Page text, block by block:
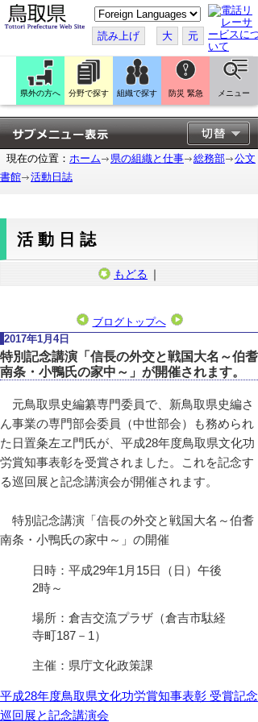
こ
の
ペ
ー
ジ
翻
訳
す
る
読み上げ 大 元
県外の方へ 分野で探す 組織で探す 防災 緊急 メニュー
現在の位置： ホーム 県の組織と仕事 総務部
公文
書館
活動日誌
活動日誌
もどる ｜
ブログトップへ
2017年1月4日
特別記念講演「信長の外交と戦国大名～伯耆
南条・小鴨氏の家中～」が開催されます。
元鳥取県史編纂専門委員で、新鳥取県史編さ
ん事業の専門部会委員（中世部会）も務められ
た日置粂左ヱ門氏が、平成28年度鳥取県文化功
労賞知事表彰を受賞されました。これを記念す
る巡回展と記念講演会が開催されます。
特別記念講演「信長の外交と戦国大名～伯耆
南条・小鴨氏の家中～」の開催
日時：平成29年1月15日（日）午後
2時～
場所：倉吉交流プラザ（倉吉市駄経
寺町187－1）
主催：県庁文化政策課
平成28年度鳥取県文化功労賞知事表彰 受賞記念
巡回展と記念講演会